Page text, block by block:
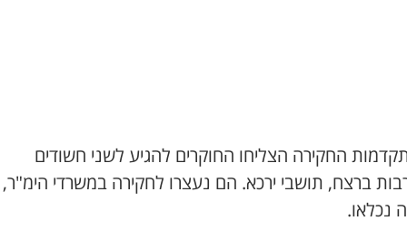
החקירה הצליחו החוקרים להגיע לשני חשודים
ברצח, תושבי ירכא. הם נעצרו לחקירה במשרדי הימ"ר,
נכלאו.